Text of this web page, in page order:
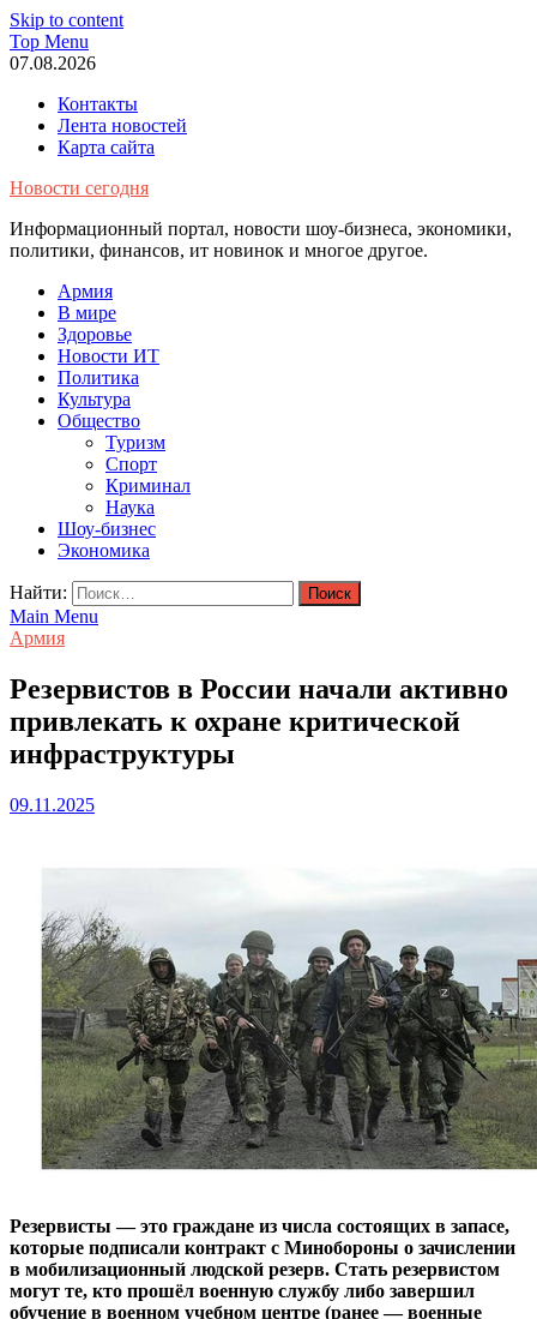
Skip to content
Top Menu
07.08.2026
Контакты
Лента новостей
Карта сайта
Новости сегодня
Информационный портал, новости шоу-бизнеса, экономики,
политики, финансов, ит новинок и многое другое.
Армия
В мире
Здоровье
Новости ИТ
Политика
Культура
Общество
Туризм
Спорт
Криминал
Наука
Шоу-бизнес
Экономика
Найти:
Main Menu
Армия
Резервистов в России начали активно
привлекать к охране критической
инфраструктуры
09.11.2025
Резервисты — это граждане из числа состоящих в запасе,
которые подписали контракт с Минобороны о зачислении
в мобилизационный людской резерв. Стать резервистом
могут те, кто прошёл военную службу либо завершил
обучение в военном учебном центре (ранее — военные